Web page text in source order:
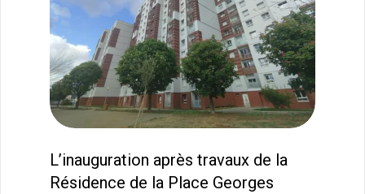
L’inauguration après travaux de la
Résidence de la Place Georges